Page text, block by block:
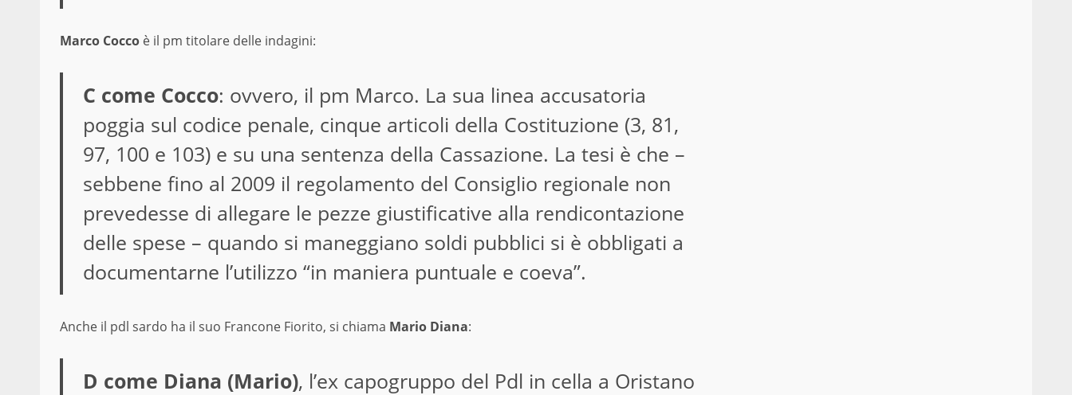
Marco Cocco è il pm titolare delle indagini:
C come Cocco: ovvero, il pm Marco. La sua linea accusatoria
poggia sul codice penale, cinque articoli della Costituzione (3, 81,
97, 100 e 103) e su una sentenza della Cassazione. La tesi è che –
sebbene fino al 2009 il regolamento del Consiglio regionale non
prevedesse di allegare le pezze giustificative alla rendicontazione
delle spese – quando si maneggiano soldi pubblici si è obbligati a
documentarne l’utilizzo “in maniera puntuale e coeva”.
Anche il pdl sardo ha il suo Francone Fiorito, si chiama Mario Diana:
D come Diana (Mario), l’ex capogruppo del Pdl in cella a Oristano